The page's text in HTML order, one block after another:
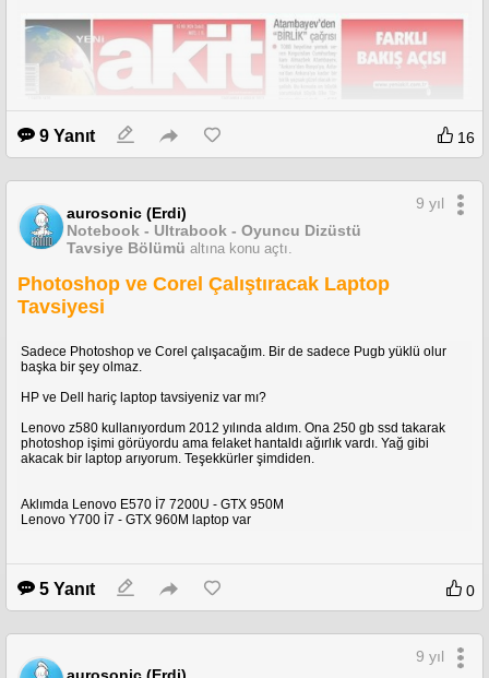
9 Yanıt 16
aurosonic (Erdi)
Notebook - Ultrabook - Oyuncu Dizüstü
Tavsiye Bölümü altına konu açtı.
9 yıl
Photoshop ve Corel Çalıştıracak Laptop
Tavsiyesi
Sadece Photoshop ve Corel çalışacağım. Bir de sadece Pugb yüklü olur
başka bir şey olmaz.
HP ve Dell hariç laptop tavsiyeniz var mı?
Lenovo z580 kullanıyordum 2012 yılında aldım. Ona 250 gb ssd takarak
photoshop işimi görüyordu ama felaket hantaldı ağırlık vardı. Yağ gibi
akacak bir laptop arıyorum. Teşekkürler şimdiden.
Aklımda Lenovo E570 İ7 7200U - GTX 950M
Lenovo Y700 İ7 - GTX 960M laptop var
5 Yanıt 0
9 yıl